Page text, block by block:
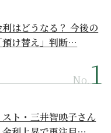
はどうなる？ 今後の
預け替え」判断…
No.
ト・三井智映子さん